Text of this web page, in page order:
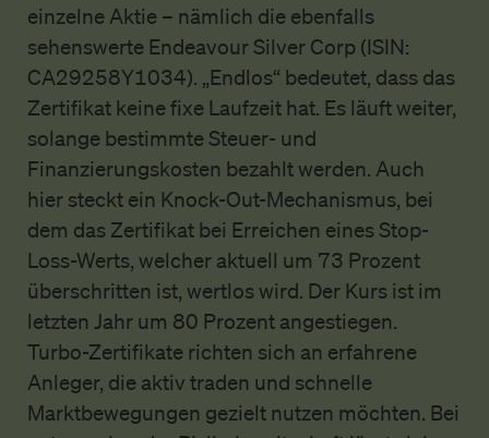
einzelne Aktie – nämlich die ebenfalls
sehenswerte Endeavour Silver Corp (ISIN:
CA29258Y1034). „Endlos“ bedeutet, dass das
Zertifikat keine fixe Laufzeit hat. Es läuft weiter,
solange bestimmte Steuer- und
Finanzierungskosten bezahlt werden. Auch
hier steckt ein Knock-Out-Mechanismus, bei
dem das Zertifikat bei Erreichen eines Stop-
Loss-Werts, welcher aktuell um 73 Prozent
überschritten ist, wertlos wird. Der Kurs ist im
letzten Jahr um 80 Prozent angestiegen.
Turbo-Zertifikate richten sich an erfahrene
Anleger, die aktiv traden und schnelle
Marktbewegungen gezielt nutzen möchten. Bei